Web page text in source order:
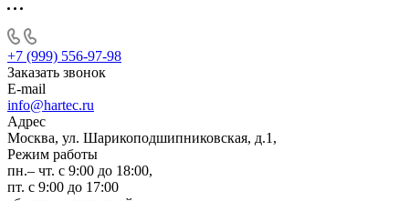
+7 (999) 556-97-98
Заказать звонок
E-mail
info@hartec.ru
Адрес
Москва, ул. Шарикоподшипниковская, д.1,
Режим работы
пн.– чт. с 9:00 до 18:00,
пт. с 9:00 до 17:00